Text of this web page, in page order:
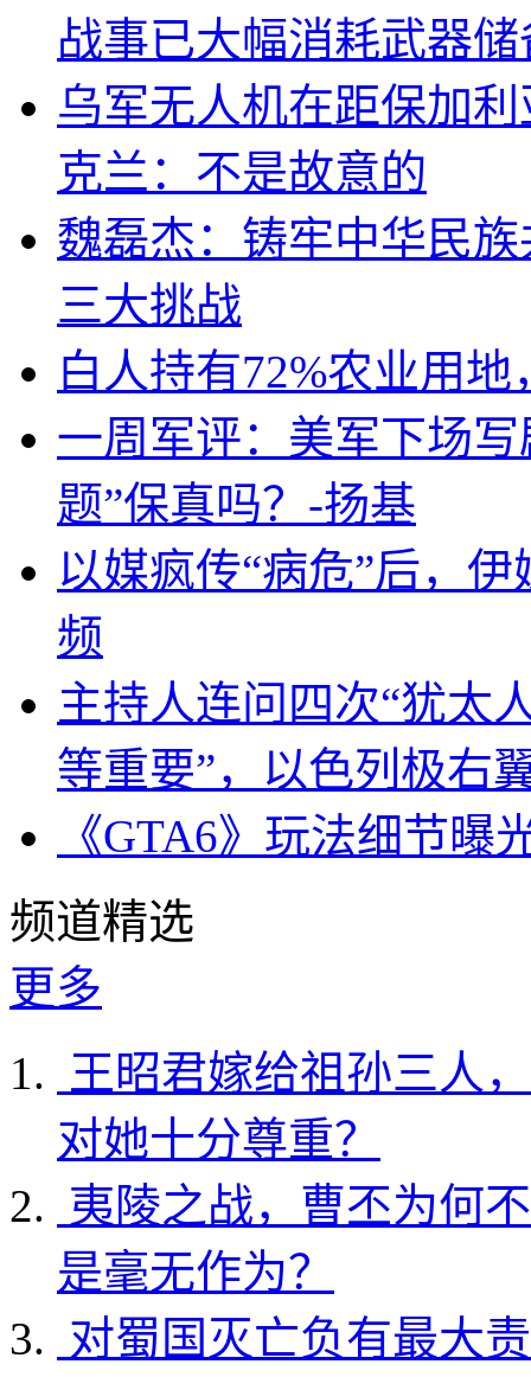
战事已大幅消耗武器储
乌军无人机在距保加
克兰：不是故意的
魏磊杰：铸牢中华民
三大挑战
白人持有72%农业用
一周军评：美军下场
题”保真吗？-扬基
以媒疯传“病危”后，
频
主持人连问四次“犹太
等重要”，以色列极右
《GTA6》玩法细节
频道精选
更多
王昭君嫁给祖孙三人
对她十分尊重？
夷陵之战，曹丕为何
是毫无作为？
对蜀国灭亡负有最大